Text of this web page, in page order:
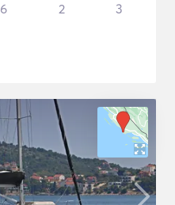
6 2 3